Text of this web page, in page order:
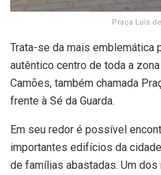
Praça Luís
Trata-se da mais emblemática
autêntico centro de toda a
Camões, também chamada
frente à Sé da Guarda.
Em seu redor é possível
importantes edifícios da
de famílias abastadas. Um